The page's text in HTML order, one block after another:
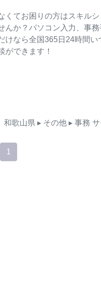
くてお困りの方はスキル
んか？パソコン入力、事
けなら全国365日24時間
ができます！
和歌山県 ▸ その他 ▸ 事務
1